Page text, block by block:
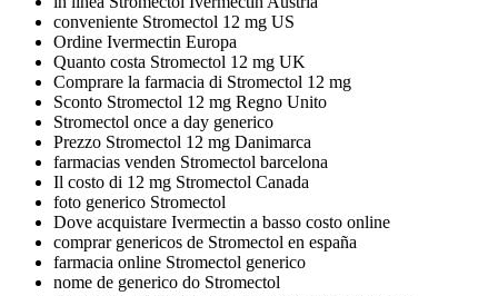
conveniente Stromectol 12 mg US
Ordine Ivermectin Europa
Quanto costa Stromectol 12 mg UK
Comprare la farmacia di Stromectol 12 mg
Sconto Stromectol 12 mg Regno Unito
Stromectol once a day generico
Prezzo Stromectol 12 mg Danimarca
farmacias venden Stromectol barcelona
Il costo di 12 mg Stromectol Canada
foto generico Stromectol
Dove acquistare Ivermectin a basso costo online
comprar genericos de Stromectol en españa
farmacia online Stromectol generico
nome de generico do Stromectol